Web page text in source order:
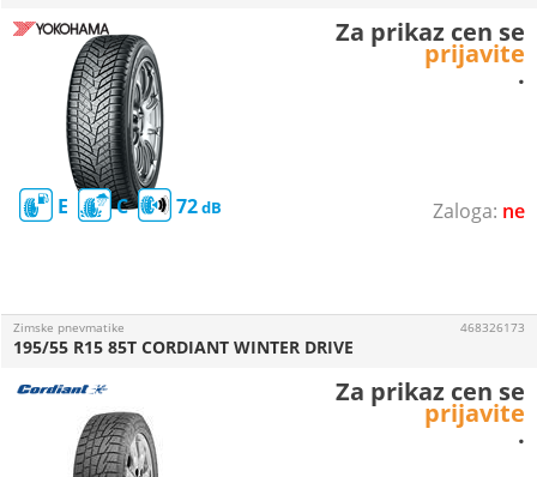
ne
E C 72
Za prikaz cen se
prijavite
.
Zimske pnevmatike
195/55 R15 85T CORDIANT WINTER DRIVE
468326173
Za prikaz cen se
prijavite
.